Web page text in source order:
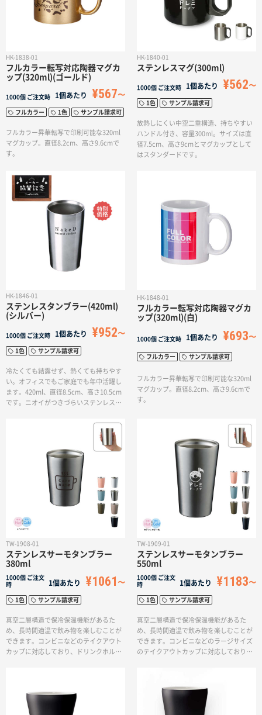
HK-1838-01
フルカラー転写対応陶器マグカ
ップ(320ml)(ゴールド)
1000個 ご注文時 1個あたり ¥567
フルカラー 1色 サンプル請求可
フルカラー昇華転写で印刷可能な320ml
マグカップ。直径8.2cm、高さ9.6cmで
す。
HK-1840-01
ステンレスマグ(300ml)
1000個 ご注文時 1個あたり ¥562
1色 サンプル請求可
放熱しにくい中空二重構造、持ちやすい
ハンドル付き、容量300ml。サイズは直
径7.5cm、高さ9cmとマグカップとして
はスタンダードです。
HK-1846-01
ステンレスタンブラー(420ml)
(シルバー)
1000個 ご注文時 1個あたり ¥952
1色 サンプル請求可
冷たくても結露せず、熱くても持ちやす
い。オフィスでもご家庭でも年中活躍し
ます。420ml、直径8.5cm、高さ10.5cm
です。ニオイがつきづらいステンレスボ
HK-1848-01
フルカラー転写対応陶器マグカ
ップ(320ml)(白)
1000個 ご注文時 1個あたり ¥693
フルカラー サンプル請求可
フルカラー昇華転写で印刷可能な320ml
マグカップ。直径8.2cm、高さ9.6cmで
す。
TW-1908-01
ステンレスサーモタンブラー
380ml
1000個 ご注文
時
1個あたり ¥1061
1色 サンプル請求可
真空二層構造で保冷保温機能があるた
め、長時間適温で飲み物を楽しむことが
できます。コンビニなどのテイクアウト
カップに対応しており、ドリンクホルダ
の中に加えているため錆びにくく丈夫で
長持ちします。ステンレス素材は匂いも
TW-1909-01
ステンレスサーモタンブラー
550ml
1000個 ご注文
時
1個あたり ¥1183
1色 サンプル請求可
真空二層構造で保冷保温機能があるた
め、長時間適温で飲み物を楽しむことが
できます。コンビニなどのラージサイズ
のテイクアウトカップに対応しており、
す。素材のステンレス（18-8）は、クロム
を18％ニッケルを8％で鉄の中に加えて